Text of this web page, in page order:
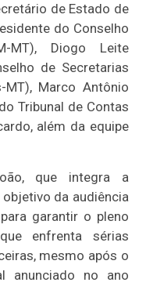
de Estado de
do Conselho
MT), Diogo Leite
de Secretarias
MT), Marco Antônio
Tribunal de Contas
além da equipe
que integra a
objetivo da audiência
garantir o pleno
enfrenta sérias
mesmo após o
anunciado no ano